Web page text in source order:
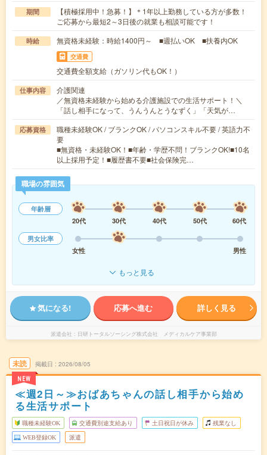
期間
【積極採用中！急募！】＊1年以上勤務している方が多数！
ご応募から最短2～3日後の就業も相談可能です！
時給 無資格未経験：時給1400円～ ■週払いOK ■扶養内OK
交通費
交通費全額支給（ガソリン代もOK！）
仕事内容
介護関連
／無資格未経験から始める介護施設での生活サポート！＼
「話し相手になって、うんうんとうなずく」「天気が…
応募資格
職種未経験OK / ブランクOK / パソコンスキル不要 / 英語力不
要
■無資格・未経験OK！■年齢・学歴不問！ブランクOK!■10名
以上採用予定！■履歴書不要■社会保険完…
職場の雰囲気
年齢層
20代
30代 40代 50代
60代
男女比率
女性
男性
もっと見る
気になる! 応募へ進む 詳しく見る
派遣会社 日研トータルソーシング株式会社 メディカルケア事業部
未読
NEW
掲載日 2026/08/05
≪週2日～≫おばあちゃんの話し相手から始め
る生活サポート
職種未経験OK 交通費別途支給あり 土日祝日が休み 残業なし
WEB登録OK 派遣